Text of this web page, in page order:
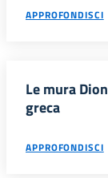
APPROFONDISCI
Le mura
greca
APPROFONDISCI